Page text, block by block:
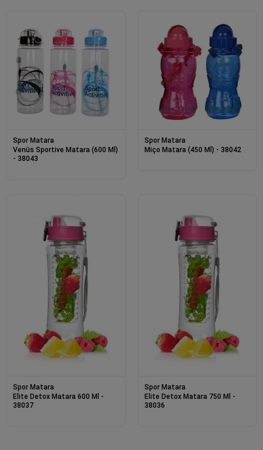
Spor Matara
Venüs Sportive Matara (600 Ml)
- 38043
Spor Matara
Miço Matara (450 Ml) - 38042
Spor Matara
Elite Detox Matara 600 Ml -
38037
Spor Matara
Elite Detox Matara 750 Ml -
38036